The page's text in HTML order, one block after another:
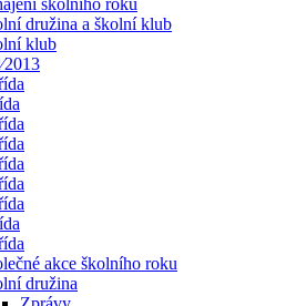
školního roku
družina a školní klub
klub
akce školního roku
družina